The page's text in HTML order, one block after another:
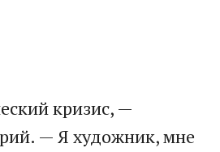
кризис, —
— Я художник, мне